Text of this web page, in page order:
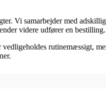
Vi samarbejder med
videre udfører en bestilling.
rutinemæssigt,